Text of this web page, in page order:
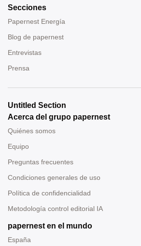
Secciones
Papernest Energía
Blog de papernest
Entrevistas
Prensa
Untitled Section
Acerca del grupo papernest
Quiénes somos
Equipo
Preguntas frecuentes
Condiciones generales de uso
Política de confidencialidad
Metodología control editorial IA
papernest en el mundo
España